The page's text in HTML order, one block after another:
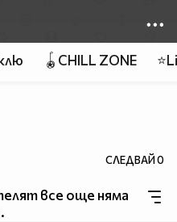
🪀CHILL ZONE
СЛЕДВАЙ0
все още няма